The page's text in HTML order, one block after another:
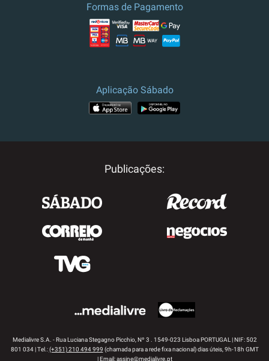
Formas de Pagamento
Aplicação Sábado
Publicações:
Medialivre S.A. - Rua Luciana Stegagno Picchio, Nº 3 . 1549-023 Lisboa PORTUGAL | NIF: 502
801 034 | Tel.:(+351) 210 494 999 (chamada para a rede fixa nacional) dias úteis, 9h-18h GMT
| Email:assine@medialivre.pt